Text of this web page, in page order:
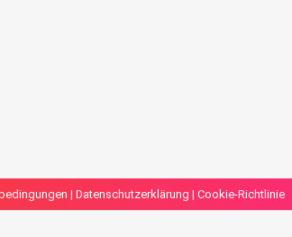
| Datenschutzerklärung | Cookie-Richtlinie